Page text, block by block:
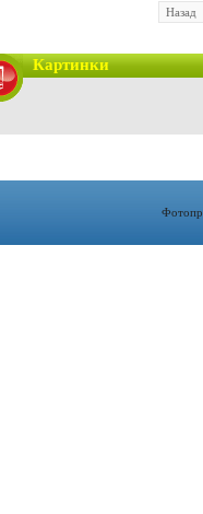
Назад
Картинки